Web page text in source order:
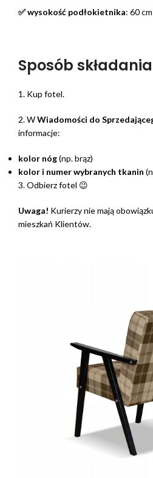
✅ wysokość podłokietnika: 60 cm
Sposób
1. Kup fotel.
2. WWiadomości do
informacje:
kolor nóg(np. brąz)
kolor i numer wybranych tkanin
3. Odbierz fotel 😉
Uwaga! Kurierzy nie mają
mieszkań Klientów.